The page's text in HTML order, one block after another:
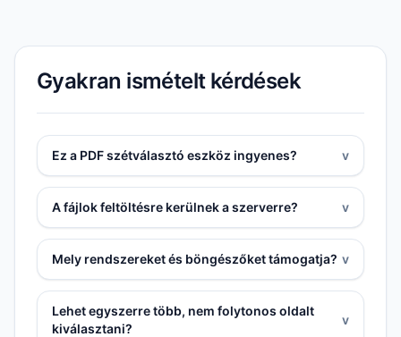
Gyakran ismételt kérdések
Ez a PDF szétválasztó eszköz ingyenes? v
A fájlok feltöltésre kerülnek a szerverre? v
Mely rendszereket és böngészőket támogatja? v
Lehet egyszerre több, nem folytonos oldalt
kiválasztani?
v